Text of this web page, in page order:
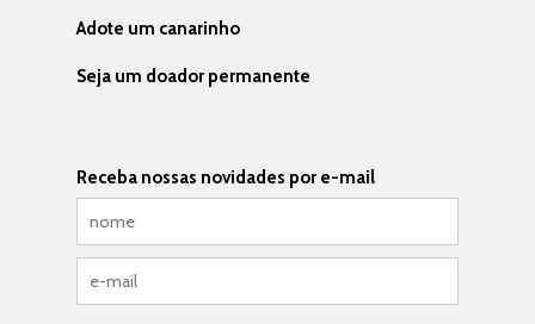
Adote um canarinho
Seja um doador permanente
Receba nossas novidades por e-mail